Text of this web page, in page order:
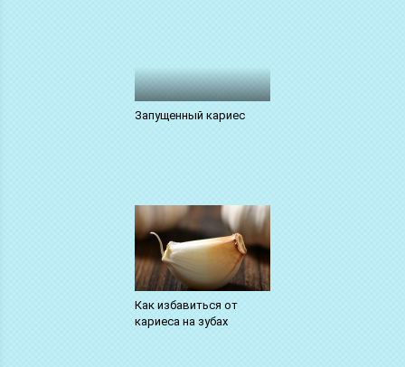
Запущенный кариес
Как избавиться от
кариеса на зубах